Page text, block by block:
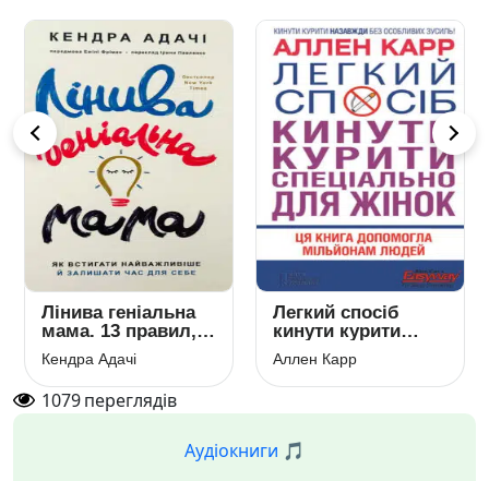
Лінива геніальна
мама. 13 правил,
як визначати
головне і забивати
на неважливе
Кендра Адачі
Легкий спосіб
кинути курити
спеціально для
жінок
Аллен Карр
1079переглядів
Аудіокниги 🎵